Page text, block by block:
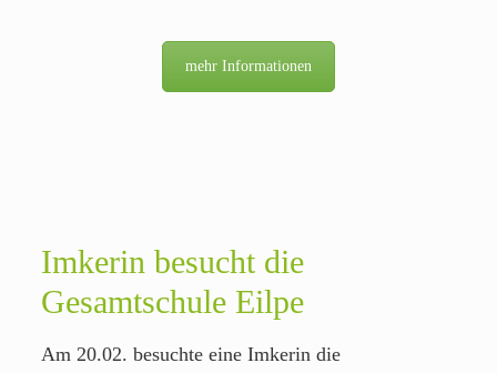
mehr Informationen
Imkerin besucht die
Gesamtschule Eilpe
Am 20.02. besuchte eine Imkerin die